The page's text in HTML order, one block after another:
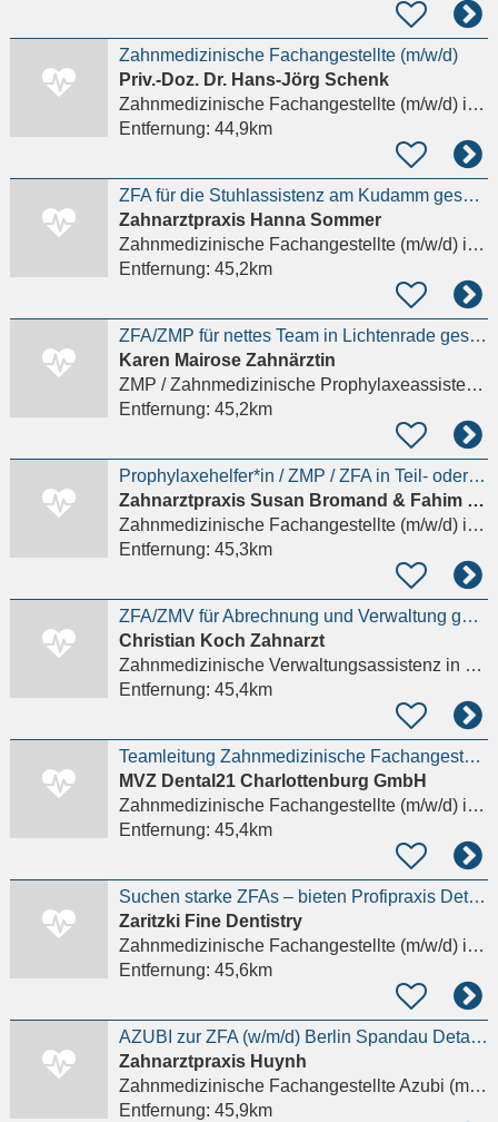
Zahnmedizinische Fachangestellte (m/w/d)
Priv.-Doz. Dr. Hans-Jörg Schenk
Zahnmedizinische Fachangestellte (m/w/d)in Berlin, Wilmersdorf
Entfernung: 44,9km
ZFA für die Stuhlassistenz am Kudamm gesucht Details anzeigen
Zahnarztpraxis Hanna Sommer
Zahnmedizinische Fachangestellte (m/w/d)in Berlin
Entfernung: 45,2km
ZFA/ZMP für nettes Team in Lichtenrade gesucht Details anzeigen
Karen Mairose Zahnärztin
ZMP / Zahnmedizinische Prophylaxeassistenz (m/w/d)
Entfernung: 45,2km
Prophylaxehelfer*in / ZMP / ZFA in Teil- oder Vollzeit (m/w/d)
Zahnarztpraxis Susan Bromand & Fahim Honar
Zahnmedizinische Fachangestellte (m/w/d)in Berlin
Entfernung: 45,3km
ZFA/ZMV für Abrechnung und Verwaltung gesucht . Nähe Olivaer Platz Details anzeigen
Christian Koch Zahnarzt
Zahnmedizinische Verwaltungsassistenzin Berlin, Charlottenburg-Wilmersdorf
Entfernung: 45,4km
Teamleitung Zahnmedizinische Fachangestellte (ZFA) (m/w/d)
MVZ Dental21 Charlottenburg GmbH
Zahnmedizinische Fachangestellte (m/w/d)in Berlin, Charlottenburg-Wilmersdorf
Entfernung: 45,4km
Suchen starke ZFAs – bieten Profipraxis Details anzeigen
Zaritzki Fine Dentistry
Zahnmedizinische Fachangestellte (m/w/d)in Berlin, Charlottenburg-Wilmersdorf
Entfernung: 45,6km
AZUBI zur ZFA (w/m/d) Berlin Spandau Details anzeigen
Zahnarztpraxis Huynh
Zahnmedizinische Fachangestellte Azubi (m/w/d)
Entfernung: 45,9km